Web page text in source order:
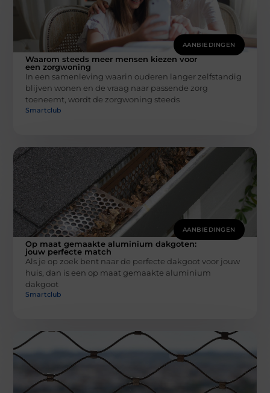
AANBIEDINGEN
Waarom steeds meer mensen kiezen voor
een zorgwoning
In een samenleving waarin ouderen langer zelfstandig
blijven wonen en de vraag naar passende zorg
toeneemt, wordt de zorgwoning steeds
Smartclub
AANBIEDINGEN
Op maat gemaakte aluminium dakgoten:
jouw perfecte match
Als je op zoek bent naar de perfecte dakgoot voor jouw
huis, dan is een op maat gemaakte aluminium
dakgoot
Smartclub